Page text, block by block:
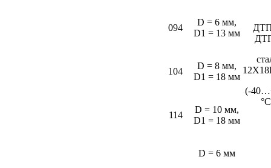
(-
094
D = 6 мм,
D1 = 13 мм
104
D = 8 мм,
D1 = 18 мм
114
D = 10 мм,
D1 = 18 мм
D = 6 мм